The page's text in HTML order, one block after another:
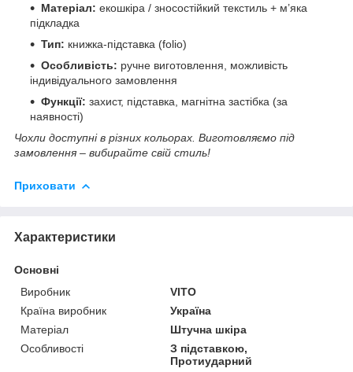
Матеріал: екошкіра / зносостійкий текстиль + м’яка
підкладка
Тип: книжка-підставка (folio)
Особливість: ручне виготовлення, можливість
індивідуального замовлення
Функції: захист, підставка, магнітна застібка (за
наявності)
Чохли доступні в різних кольорах. Виготовляємо під
замовлення – вибирайте свій стиль!
Приховати
Характеристики
Основні
Виробник
VITO
Країна виробник
Україна
Матеріал
Штучна шкіра
Особливості
З підставкою,
Протиударний